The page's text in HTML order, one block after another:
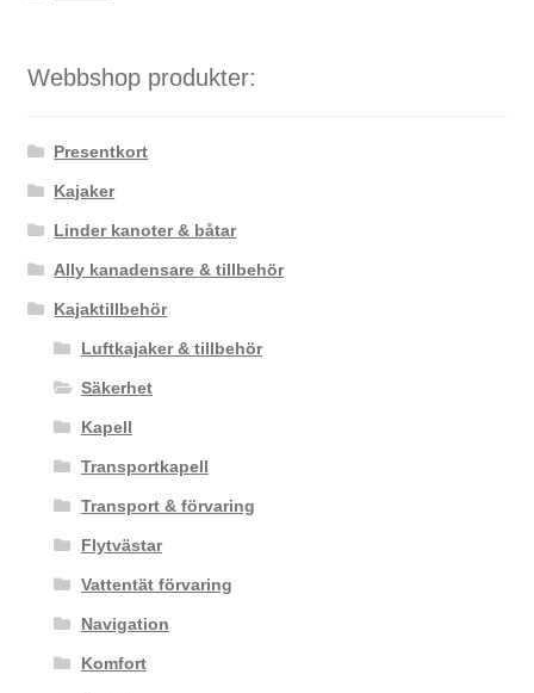
Webbshop produkter:
Presentkort
Kajaker
Linder kanoter & båtar
Ally kanadensare & tillbehör
Kajaktillbehör
Luftkajaker & tillbehör
Säkerhet
Kapell
Transportkapell
Transport & förvaring
Flytvästar
Vattentät förvaring
Navigation
Komfort